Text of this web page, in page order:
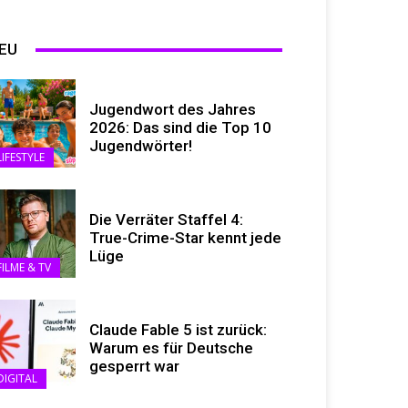
Jugendwort des Jahres
2026: Das sind die Top 10
Jugendwörter!
& TV
Die Verräter Staffel 4:
True-Crime-Star kennt jede
Lüge
Claude Fable 5 ist zurück:
Warum es für Deutsche
gesperrt war